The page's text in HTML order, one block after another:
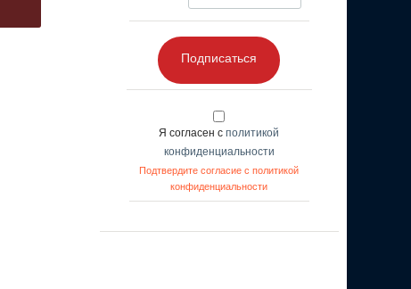
Подписаться
Я согласен с политикой
конфиденциальности
Подтвердите согласие с политикой
конфиденциальности